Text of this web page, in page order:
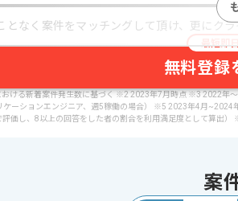
となく案件をマッチングして頂け、更にク
無料登録
ける新着案件発生数に基づく ※2 2023年7月時点 ※3 2022年
ケーションエンジニア、週5稼働の場合） ※5 2023年4月
価し、8以上の回答をした者の割合を利用満足度として算出
案